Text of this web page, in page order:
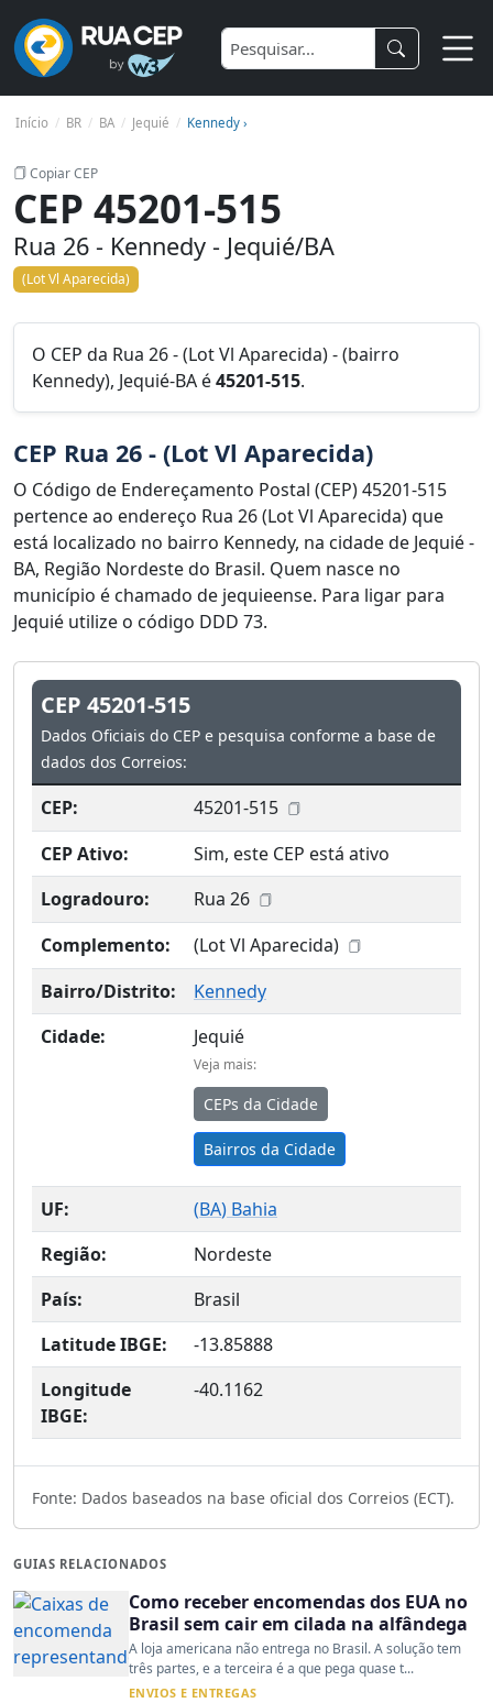
Início BR BA Jequié Kennedy ›
Copiar CEP
CEP 45201-515
Rua 26 - Kennedy - Jequié/BA
(Lot Vl Aparecida)
O CEP da Rua 26 - (Lot Vl Aparecida) - (bairro
Kennedy), Jequié-BA é45201-515.
CEP Rua 26 - (Lot Vl Aparecida)
O Código de Endereçamento Postal (CEP) 45201-515
pertence ao endereço Rua 26 (Lot Vl Aparecida) que
está localizado no bairro Kennedy, na cidade de Jequié -
BA, Região Nordeste do Brasil. Quem nasce no
município é chamado de jequieense. Para ligar para
Jequié utilize o código DDD 73.
CEP 45201-515
Dados Oficiais do CEP e pesquisa conforme a base de
dados dos Correios:
CEP:
45201-515
CEP Ativo:
Sim, este CEP está ativo
Logradouro:
Rua 26
Complemento:
(Lot Vl Aparecida)
Bairro/Distrito:
Kennedy
Cidade:
Jequié
Veja mais:
CEPs da Cidade
Bairros da Cidade
UF: (BA) Bahia
Região:
Nordeste
País:
Brasil
Latitude IBGE:
-13.85888
Longitude
IBGE:
-40.1162
Fonte: Dados baseados na base oficial dos Correios (ECT).
GUIAS RELACIONADOS
Como receber encomendas dos EUA no
Brasil sem cair em cilada na alfândega
A loja americana não entrega no Brasil. A solução tem
três partes, e a terceira é a que pega quase t...
ENVIOS E ENTREGAS